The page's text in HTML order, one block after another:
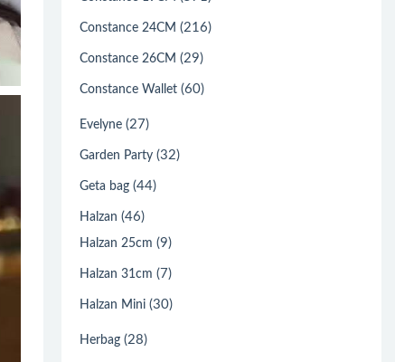
Constance 24CM (216)
Constance 26CM (29)
Constance Wallet (60)
Evelyne (27)
Garden Party (32)
Geta bag (44)
Halzan (46)
Halzan 25cm (9)
Halzan 31cm (7)
Halzan Mini (30)
Herbag (28)